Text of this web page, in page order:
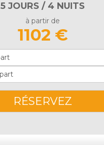
5 JOURS / 4 NUITS
à partir de
1102 €
RÉSERVEZ